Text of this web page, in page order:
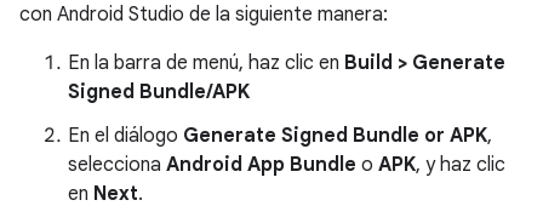
con Android Studio de la siguiente manera:
En la barra de menú, haz clic en Build > Generate
Signed Bundle/APK
En el diálogo Generate Signed Bundle or APK,
selecciona Android App Bundle o APK, y haz clic
en Next.